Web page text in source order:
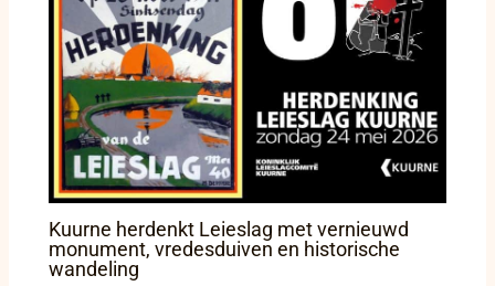
Kuurne herdenkt Leieslag met vernieuwd
monument, vredesduiven en historische
wandeling